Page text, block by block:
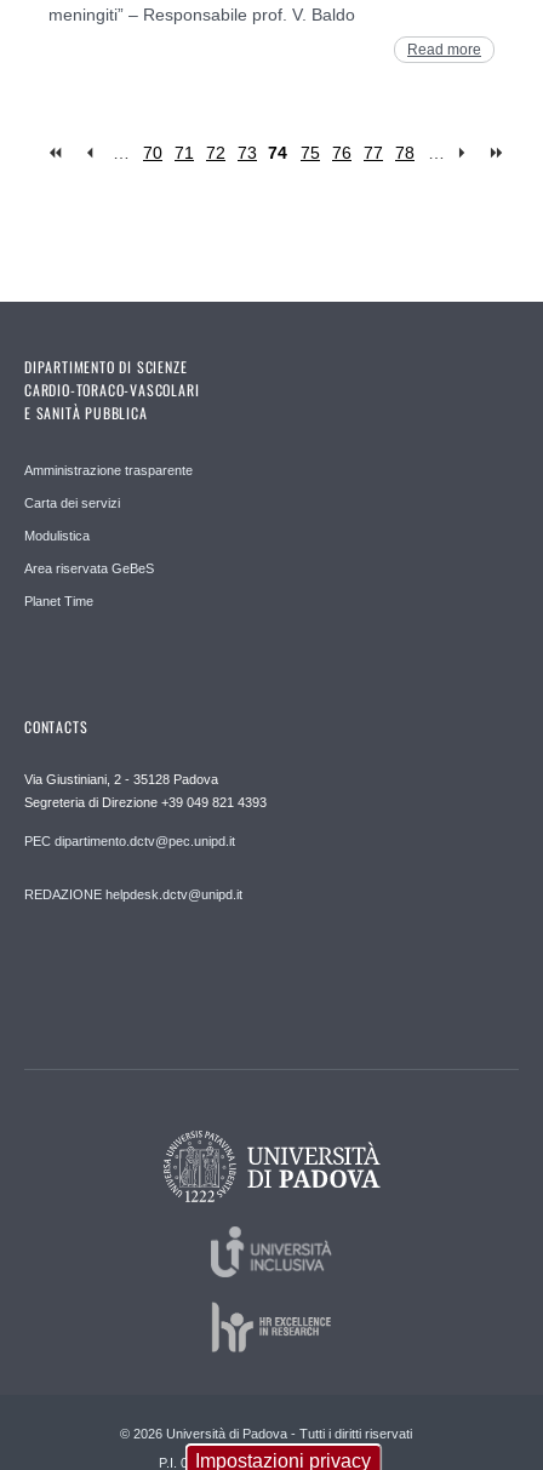
meningiti” – Responsabile prof. V. Baldo
Read more
70 71 72 73 74 75 76 77 78
DIPARTIMENTO DI SCIENZE
CARDIO-TORACO-VASCOLARI
E SANITÀ PUBBLICA
Amministrazione trasparente
Carta dei servizi
Modulistica
Area riservata GeBeS
Planet Time
CONTACTS
Via Giustiniani, 2 - 35128 Padova
Segreteria di Direzione +39 049 821 4393
PEC dipartimento.dctv@pec.unipd.it
REDAZIONE helpdesk.dctv@unipd.it
© 2026 Università di Padova - Tutti i diritti riservati
P.I. 00742430283 C.F. 80006480281
Impostazioni privacy